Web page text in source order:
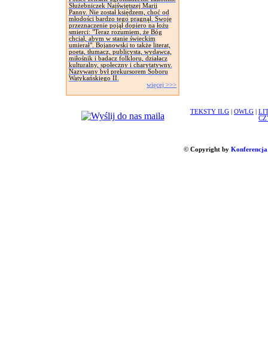
Służebniczek Najświętszej Marii
Panny. Nie został księdzem, choć od
młodości bardzo tego pragnął. Swoje
przeznaczenie pojął dopiero na łożu
smierci: "Teraz rozumiem, że Bóg
chciał, abym w stanie świeckim
umierał". Bojanowski to także literat,
poeta, tłumacz, publicysta, wydawca,
miłośnik i badacz folkloru, działacz
kulturalny, społeczny i charytatywny.
Nazywany był prekursorem Soboru
Watykańskiego II.
więcej >>>
TEKSTY ILG OWLG
© Copyright by Konferencja